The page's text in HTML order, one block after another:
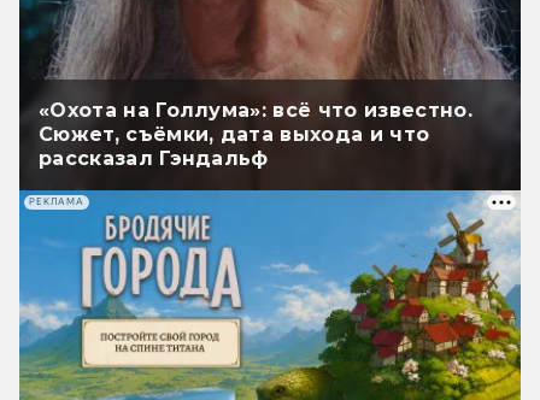
«Охота на Голлума»: всё что известно.
Сюжет, съёмки, дата выхода и что
рассказал Гэндальф
РЕКЛАМА